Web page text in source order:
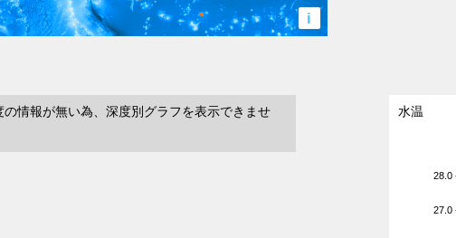
i
情報が無い為、深度別グラフを表示できませ
水温
28.0
27.0